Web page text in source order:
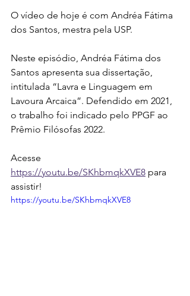
O vídeo de hoje é com Andréa Fátima
dos Santos, mestra pela USP.
Neste episódio, Andréa Fátima dos
Santos apresenta sua dissertação,
intitulada “Lavra e Linguagem em
Lavoura Arcaica”. Defendido em 2021,
o trabalho foi indicado pelo PPGF ao
Prêmio Filósofas 2022.
Acesse
https://youtu.be/SKhbmqkXVE8 para
assistir!
https://youtu.be/SKhbmqkXVE8